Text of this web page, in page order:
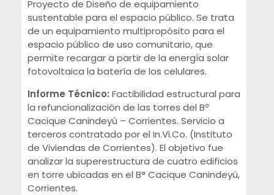
Proyecto de Diseño de equipamiento
sustentable para el espacio público. Se trata
de un equipamiento multipropósito para el
espacio público de uso comunitario, que
permite recargar a partir de la energía solar
fotovoltaica la batería de los celulares.
Informe Técnico: Factibilidad estructural para
la refuncionalización de las torres del Bº
Cacique Canindeyú – Corrientes. Servicio a
terceros contratado por el In.Vi.Co. (Instituto
de Viviendas de Corrientes). El objetivo fue
analizar la superestructura de cuatro edificios
en torre ubicadas en el B° Cacique Canindeyú,
Corrientes.